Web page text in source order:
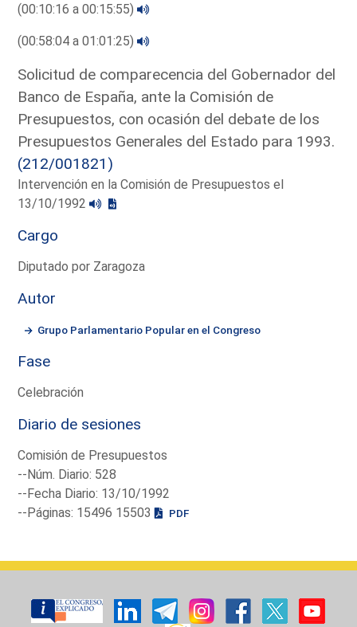
(00:10:16 a 00:15:55)
(00:58:04 a 01:01:25)
Solicitud de comparecencia del Gobernador del
Banco de España, ante la Comisión de
Presupuestos, con ocasión del debate de los
Presupuestos Generales del Estado para 1993.
(212/001821)
Intervención en la Comisión de Presupuestos el
13/10/1992
Cargo
Diputado por Zaragoza
Autor
Grupo Parlamentario Popular en el Congreso
Fase
Celebración
Diario de sesiones
Comisión de Presupuestos
--Núm. Diario: 528
--Fecha Diario: 13/10/1992
--Páginas: 15496 15503
PDF